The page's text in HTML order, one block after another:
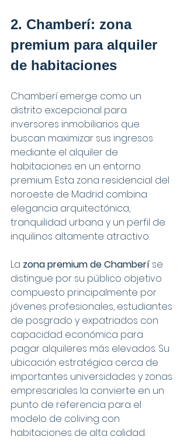
2. Chamberí: zona
premium para alquiler
de habitaciones
Chamberí emerge como un
distrito excepcional para
inversores inmobiliarios que
buscan maximizar sus ingresos
mediante el alquiler de
habitaciones en un entorno
premium. Esta zona residencial del
noroeste de Madrid combina
elegancia arquitectónica,
tranquilidad urbana y un perfil de
inquilinos altamente atractivo.
La zona premium de Chamberí se
distingue por su público objetivo
compuesto principalmente por
jóvenes profesionales, estudiantes
de posgrado y expatriados con
capacidad económica para
pagar alquileres más elevados. Su
ubicación estratégica cerca de
importantes universidades y zonas
empresariales la convierte en un
punto de referencia para el
modelo de coliving con
habitaciones de alta calidad.